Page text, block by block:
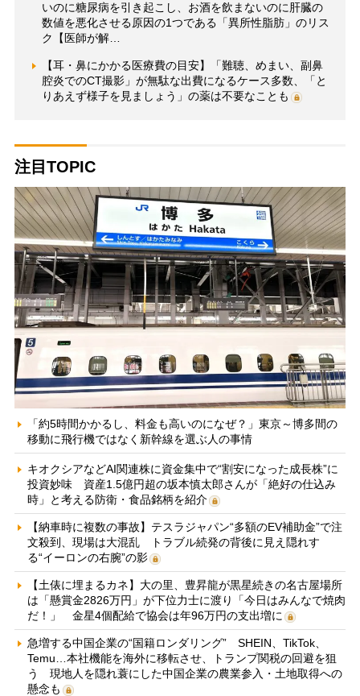
いのに糖尿病を引き起こし、お酒を飲まないのに肝臓の
数値を悪化させる原因の1つである「異所性脂肪」のリス
ク【医師が解…
【耳・鼻にかかる医療費の目安】「難聴、めまい、副鼻
腔炎でのCT撮影」が無駄な出費になるケース多数、「と
りあえず様子を見ましょう」の薬は不要なことも
注目TOPIC
「約5時間かかるし、料金も高いのになぜ？」東京～博多間の
移動に飛行機ではなく新幹線を選ぶ人の事情
キオクシアなどAI関連株に資金集中で“割安になった成長株”に
投資妙味 資産1.5億円超の坂本慎太郎さんが「絶好の仕込み
時」と考える防衛・食品銘柄を紹介
【納車時に複数の事故】テスラジャパン“多額のEV補助金”で注
文殺到、現場は大混乱 トラブル続発の背後に見え隠れす
る“イーロンの右腕”の影
【土俵に埋まるカネ】大の里、豊昇龍が黒星続きの名古屋場所
は「懸賞金2826万円」が下位力士に渡り「今日はみんなで焼肉
だ！」 金星4個配給で協会は年96万円の支出増に
急増する中国企業の“国籍ロンダリング” SHEIN、TikTok、
Temu…本社機能を海外に移転させ、トランプ関税の回避を狙
う 現地人を隠れ蓑にした中国企業の農業参入・土地取得への
懸念も